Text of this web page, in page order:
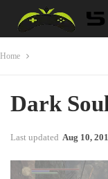
Home
Dark
Last updated Aug 10,